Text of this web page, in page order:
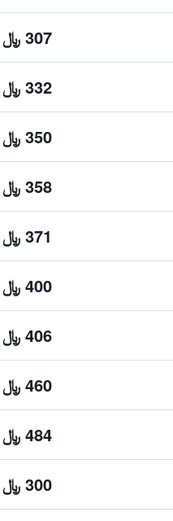
307 ﷼
332 ﷼
350 ﷼
358 ﷼
371 ﷼
400 ﷼
406 ﷼
460 ﷼
484 ﷼
300 ﷼